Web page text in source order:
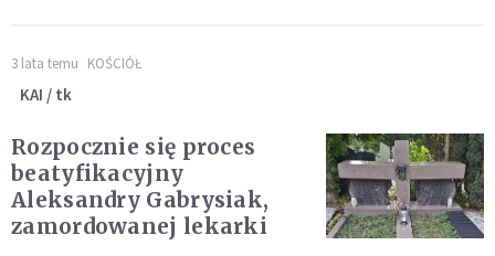
3 lata temu KOŚCIÓŁ
KAI / tk
Rozpocznie się proces
beatyfikacyjny
Aleksandry Gabrysiak,
zamordowanej lekarki